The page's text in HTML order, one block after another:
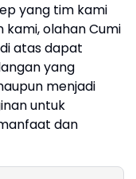
yang tim kami
kami, olahan Cumi
atas dapat
yang
menjadi
untuk
dan